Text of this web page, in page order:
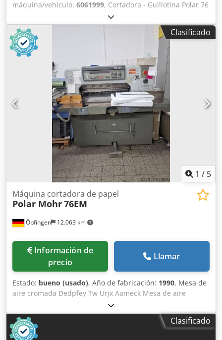
máquina/vehículo: 6061999, Cortadora - Guillotina Polar 76
EM Año 1990 - Serial-No. 6061999 Anchura de corte máx.
760mm / Cutting width max. 760mm Programm - Duisplay /
Programa - Pantalla Lufttisch / Cama de aire
Dodpstprapofx Aameck Lufttisch - Chromtisch / Guarda luz
- mesa cromada Elektr. Anschluss / Alimentación trifásica
380V - 10A Ersatzmesser / Spare knives Sehr guter Zustand
- en muy buen estado Online-Video-Inspección por Skype-
Video Estaríamos muy contentos con su visita - más
máquinas en Stock Disponible de inmediato - Puede ser
inspeccionado En Stock Emskirchen / Nuremberg - Se
puede probar
Clasificado
1 / 5
Öpfingen 12.063 km
Máquina cortadora de papel
Polar Mohr76EM
Información de
precio
Llamar
Estado: bueno (usado), Año de fabricación: 1990, Mesa de
aire cromada Dedpfey Tw Urjx Aameck Mesa de aire
Clasificado